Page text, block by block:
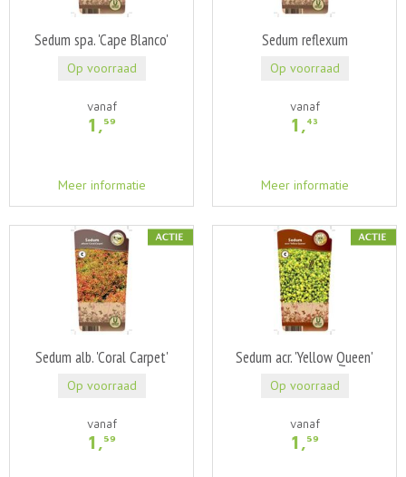
Sedum spa. 'Cape Blanco'
vanaf
1 ,59
Meer informatie
Op voorraad
Sedum reflexum
vanaf
1 ,43
Meer informatie
Op voorraad
Sedum alb. 'Coral Carpet'
vanaf
1 ,59
Op voorraad
Sedum acr. 'Yellow Queen'
vanaf
1 ,59
Op voorraad